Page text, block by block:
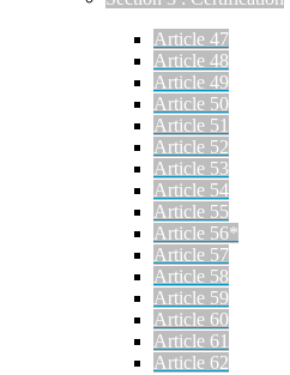
Article 47
Article 48
Article 49
Article 50
Article 51
Article 52
Article 53
Article 54
Article 55
Article 56*
Article 57
Article 58
Article 59
Article 60
Article 61
Article 62